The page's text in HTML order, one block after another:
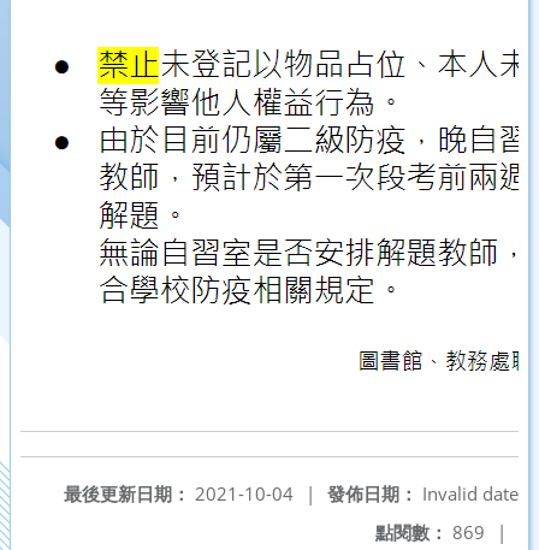
發佈日期： Invalid date
最後更新日期： 2021-10-04
|
點閱數： 869 |